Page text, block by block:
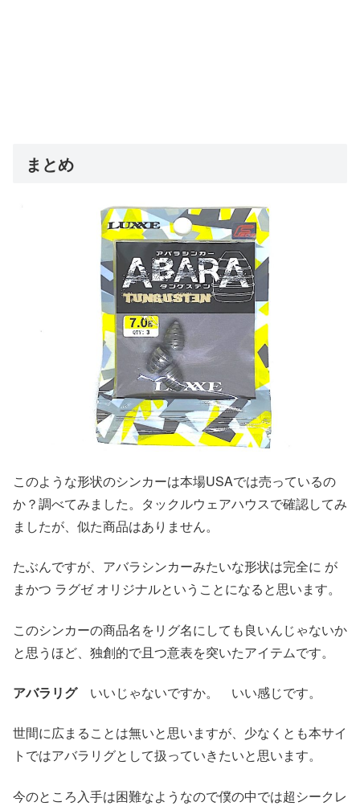
まとめ
このような形状のシンカーは本場USAでは売っているの
か？調べてみました。タックルウェアハウスで確認してみ
ましたが、似た商品はありません。
たぶんですが、アバラシンカーみたいな形状は完全に が
まかつ ラグゼ オリジナルということになると思います。
このシンカーの商品名をリグ名にしても良いんじゃないか
と思うほど、独創的で且つ意表を突いたアイテムです。
アバラリグいいじゃないですか。 いい感じです。
世間に広まることは無いと思いますが、少なくとも本サイ
トではアバラリグとして扱っていきたいと思います。
今のところ入手は困難なようなので僕の中では超シークレ